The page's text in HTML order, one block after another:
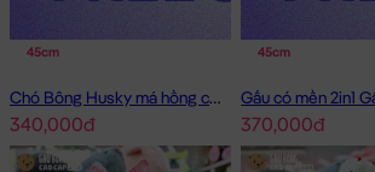
45cm
Chó Bông Husky má hồng có mền 2in1
340,000đ
45cm
370,000đ